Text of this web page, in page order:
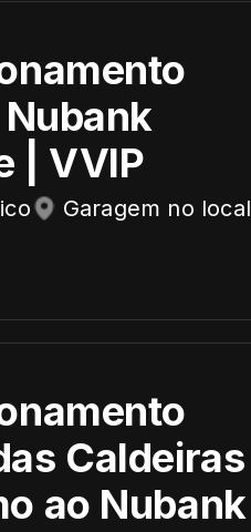
| VVIP
Garagem no local
Caldeiras
ao Nubank